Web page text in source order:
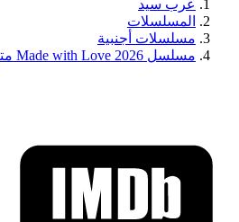
عرب سيد
المسلسلات
مسلسلات أجنبية
مسلسل Made with Love 2026 مترجم HD